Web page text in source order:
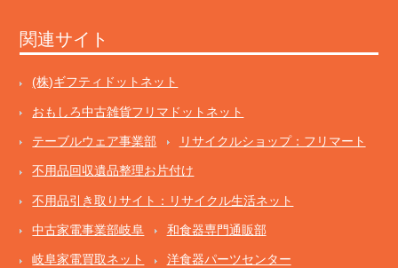
関連サイト
(株)ギフティドットネット
おもしろ中古雑貨フリマドットネット
テーブルウェア事業部 リサイクルショップ：フリマート
不用品回収遺品整理お片付け
不用品引き取りサイト：リサイクル生活ネット
中古家電事業部岐阜 和食器専門通販部
岐阜家電買取ネット 洋食器パーツセンター